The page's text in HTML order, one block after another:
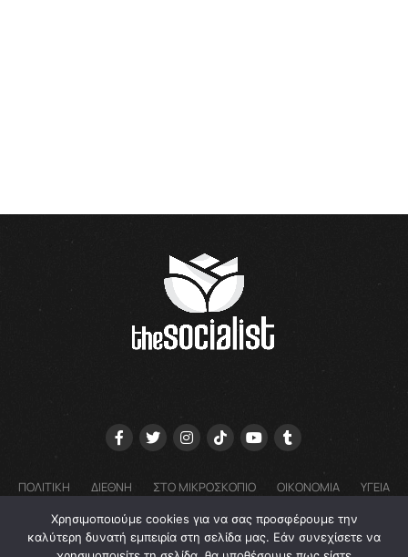
ΠΟΛΙΤΙΚΗ ΔΙΕΘΝΗ ΣΤΟ ΜΙΚΡΟΣΚΟΠΙΟ ΟΙΚΟΝΟΜΙΑ
ΥΓΕΙΑ
ΓΝΩΜΕΣ
COOKIE POLICY (EU) – ΠΟΛΙΤΙΚΗ ΑΠΟΡΡΗΤΟΥ
EMAIL: GRTHESOCIALIST@GMAIL.COM
Χρησιμοποιούμε cookies για να σας προσφέρουμε την
καλύτερη δυνατή εμπειρία στη σελίδα μας. Εάν συνεχίσετε να